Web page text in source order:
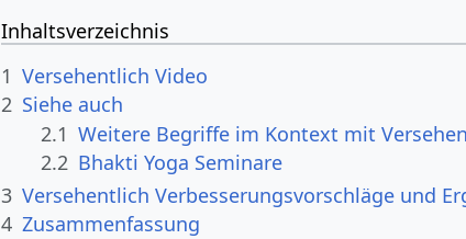
Inhaltsverzeichnis
1
Versehentlich‏‎ Video
2 Siehe auch
2.1
2.2 Bhakti Yoga Seminare
3
Versehentlich‏‎ Verbesserungsvorschläge
4 Zusammenfassung